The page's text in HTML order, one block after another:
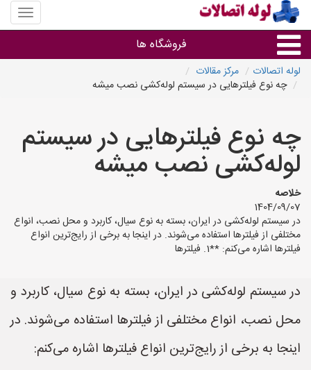
منوی
سایت
فروشگاه ها
لوله و اتصالات
سایر گروه ها
فروشگاه های لوله و اتصالات
لوله اتصالات
مرکز مقالات
چه نوع فیلترهایی در سیستم لوله‌کشی نصب میشه
چه نوع فیلترهایی در سیستم
لوله‌کشی نصب میشه
خلاصه
1404/09/07
در سیستم لوله‌کشی در ایران، بسته به نوع سیال، کاربرد و محل نصب، انواع
مختلفی از فیلترها استفاده می‌شوند. در اینجا به برخی از رایج‌ترین انواع
فیلترها اشاره می‌کنم: **1. فیلترها
در سیستم لوله‌کشی در ایران، بسته به نوع سیال، کاربرد و
محل نصب، انواع مختلفی از فیلترها استفاده می‌شوند. در
اینجا به برخی از رایج‌ترین انواع فیلترها اشاره می‌کنم: